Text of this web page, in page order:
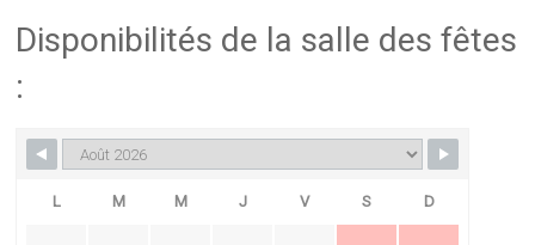
Disponibilités de la salle des fêtes
:
L M M J V S D